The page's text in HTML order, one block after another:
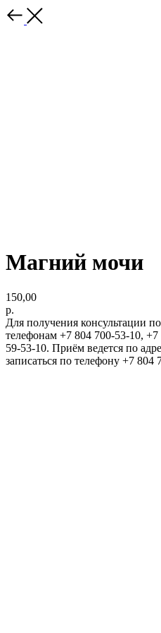
Магний мочи
150,00
р.
Для получения консультации
телефонам +7 804 700-53-10,
59-53-10. Приём ведется по
записаться по телефону +7 804